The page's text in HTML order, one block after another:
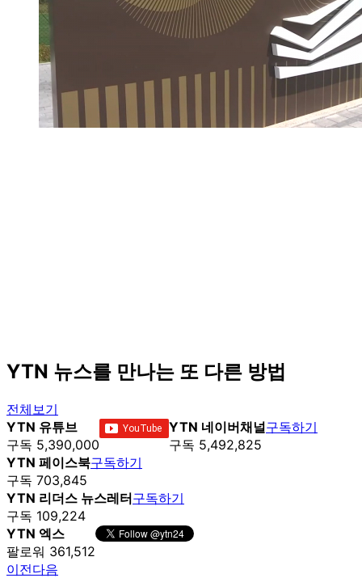
YTN 뉴스를 만나는 또 다른 방법
전체보기
YTN 유튜브
구독 5,390,000
YTN 네이버채널
구독 5,492,825
구독하기
YTN 페이스북
구독 703,845
구독하기
YTN 리더스 뉴스레터
구독 109,224
구독하기
YTN 엑스
팔로워 361,512
이전다음